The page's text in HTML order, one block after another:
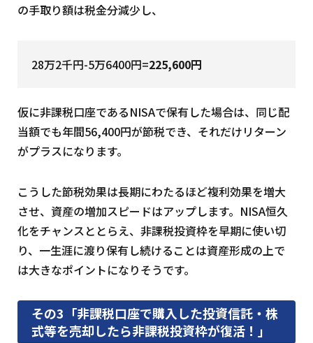
の手取り額は税金分減少し、
28万2千円-5万6400円=225,600円
仮に非課税口座であるNISAで保有した場合は、同じ配
当額でも年間56,400円が節税でき、それだけリターン
がプラスになります。
こうした節税効果は長期にわたるほど複利効果を増大
させ、資産の増加スピードはアップします。NISA恒久
化をチャンスととらえ、非課税投資枠を早期に使い切
り、一生涯に渡り保有し続けることは資産形成の上で
は大きなポイントになりそうです。
その3「非課税口座で購入した投資信託・株
式等を売却したら非課税投資枠が復活！」